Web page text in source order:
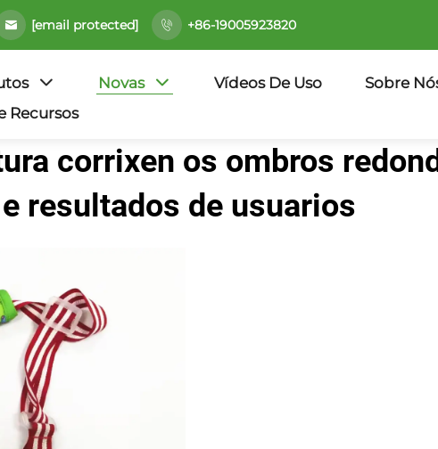
[email protected] +86-19005923820
Novas Vídeos De Uso
Sobre
Recursos
corrixen os ombros
resultados de usuarios